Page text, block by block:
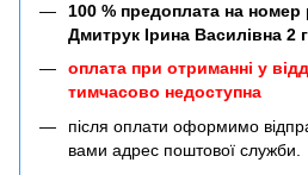
100 % предоплата на
Дмитрук Ірина Василівна 2
оплата при отриманні у
тимчасово недоступна
після оплати оформимо
вами адрес поштової служби.